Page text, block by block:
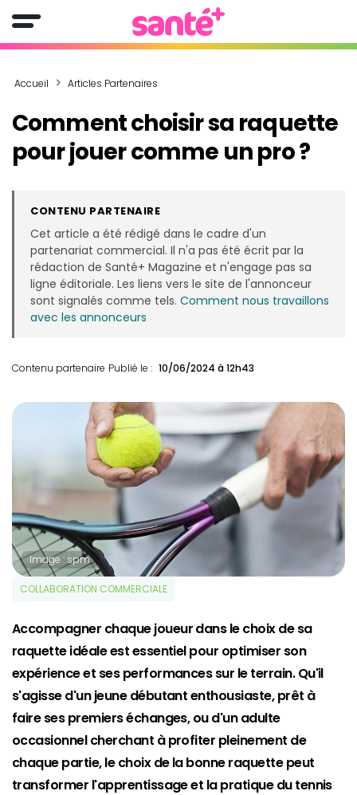
Accueil Articles Partenaires
Comment choisir sa raquette
pour jouer comme un pro ?
CONTENU PARTENAIRE
Cet article a été rédigé dans le cadre d'un
partenariat commercial. Il n'a pas été écrit par la
rédaction de Santé+ Magazine et n'engage pas sa
ligne éditoriale. Les liens vers le site de l'annonceur
sont signalés comme tels. Comment nous travaillons
avec les annonceurs
Contenu partenaire Publié le : 10/06/2024 à 12h43
Image : spm
COLLABORATION COMMERCIALE
Accompagner chaque joueur dans le choix de sa
raquette idéale est essentiel pour optimiser son
expérience et ses performances sur le terrain. Qu'il
s'agisse d'un jeune débutant enthousiaste, prêt à
faire ses premiers échanges, ou d'un adulte
occasionnel cherchant à profiter pleinement de
chaque partie, le choix de la bonne raquette peut
transformer l'apprentissage et la pratique du tennis